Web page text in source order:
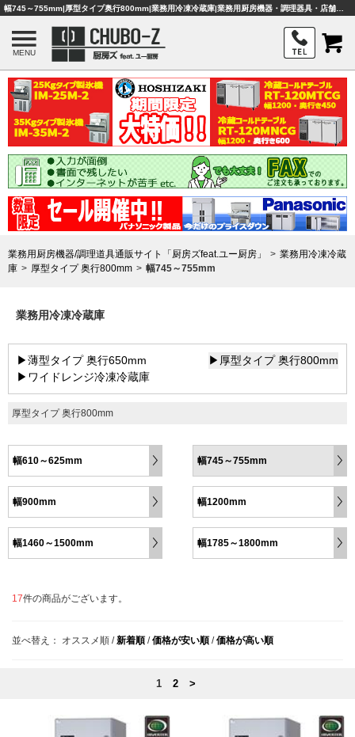
MENU
業務用厨房機器/調理道具通販サイト「厨房ズfeat.ユー厨房」
業務用冷凍冷蔵
庫
厚型タイプ 奥行800mm 幅745～755mm
業務用冷凍冷蔵庫
▶薄型タイプ 奥行650mm
▶厚型タイプ 奥行800mm
▶ワイドレンジ冷凍冷蔵庫
厚型タイプ 奥行800mm
幅610～625mm 幅745～755mm
幅900mm 幅1200mm
幅1460～1500mm 幅1785～1800mm
17件の商品がございます。
並べ替え： オススメ順 /新着順 /価格が安い順 /価格が高い順
1 2 >